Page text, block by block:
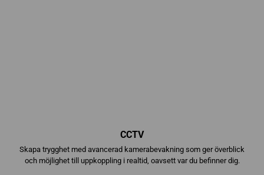
CCTV
Skapa trygghet med avancerad kamerabevakning som ger överblick
och möjlighet till uppkoppling i realtid, oavsett var du befinner dig.